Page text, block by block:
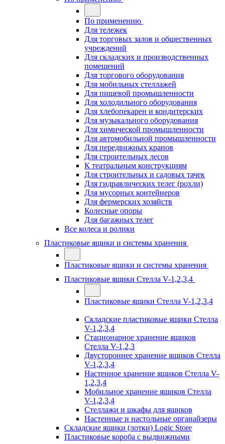
По применению
Для тележек
Для торговых залов и общественных
учреждений
Для складских и производственных
помещений
Для торгового оборудования
Для мобильных стеллажей
Для пищевой промышленности
Для холодильного оборудования
Для хлебопекарен и кондитерских
Для музыкального оборудования
Для химической промышленности
Для автомобильной промышленности
Для передвижных кранов
Для строительных лесов
К театральным конструкциям
Для строительных и садовых тачек
Для гидравлических телег (рохли)
Для мусорных контейнеров
Для фермерских хозяйств
Колесные опоры
Для багажных телег
Все колеса и ролики
Пластиковые ящики и системы хранения
Пластиковые ящики и системы хранения
Пластиковые ящики Стелла V-1,2,3,4
Пластиковые ящики Стелла V-1,2,3,4
Складские пластиковые ящики Стелла
V-1,2,3,4
Стационарное хранение ящиков
Стелла V-1,2,3
Двустороннее хранение ящиков Стелла
V-1,2,3,4
Настенное хранение ящиков Стелла V-
1,2,3,4
Мобильное хранение ящиков Стелла
V-1,2,3,4
Стеллажи и шкафы для ящиков
Настенные и настольные органайзеры
Складские ящики (лотки) Logiс Store
Пластиковые короба с выдвижными